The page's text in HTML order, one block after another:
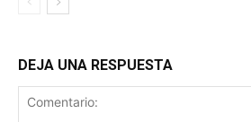
DEJA UNA RESPUESTA